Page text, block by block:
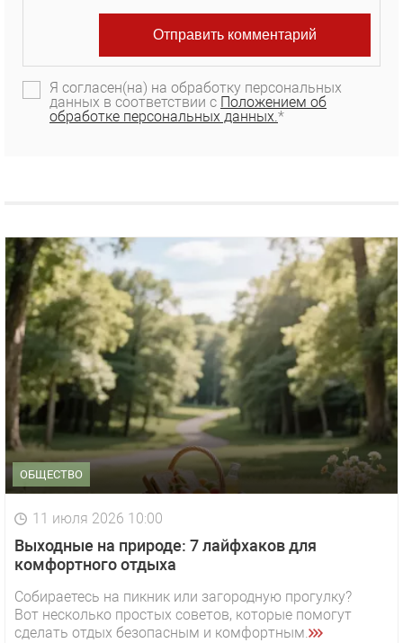
Я согласен(на) на обработку персональных
данных в соответствии с Положением об
обработке персональных данных.*
ОБЩЕСТВО
11 июля 2026 10:00
Выходные на природе: 7 лайфхаков для
комфортного отдыха
Собираетесь на пикник или загородную прогулку?
Вот несколько простых советов, которые помогут
сделать отдых безопасным и комфортным.